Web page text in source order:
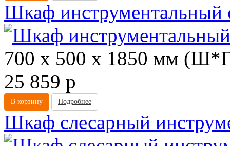
Шкаф
700 х 500 х 1850 мм
25 859 p
В корзину Подробнее
Шкаф слесарный